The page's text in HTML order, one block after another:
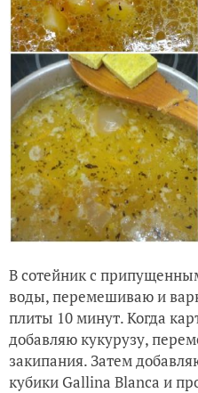
В сотейник с
воды, перемешиваю и
плиты 10 минут. Когда
добавляю кукурузу,
закипания. Затем
кубики Gallina Blanca и